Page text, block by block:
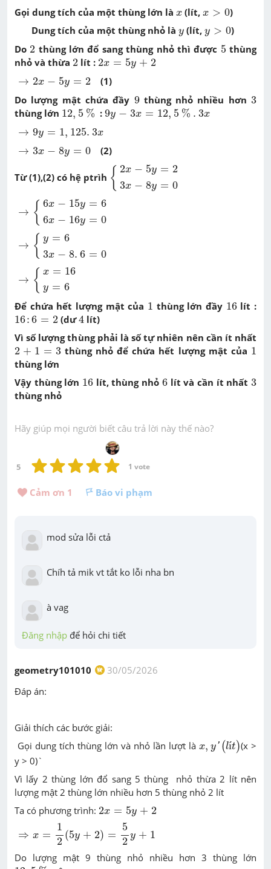
Gọi dung tích của một thùng lớn là x
x (lít, x > 0
x>0
)
Dung tích của một thùng nhỏ là y
y (lít,y > 0
y >0
)
Do 2
2 thùng lớn đổ sang thùng nhỏ thì được 5
5 thùng
nhỏ và thừa 2
2 lít : 2x = 5y + 2
2x =5y+2
→ 2x − 5y = 2
2 x-5 2
(1)
Do lượng mật chứa đầy 9
9thùng nhỏ nhiều hơn 3
3
thùng lớn 12, 5 %
12, 5% :9y − 3x = 12, 5 % . 3x
9y 3x=12,5%.3x
→ 9y = 1, 125. 3x
9 y=1,125 .3x
→ 3x − 8y = 0
3 x-8 0 (2)
Từ (1),(2) có hệ ptrìh { 2x − 5y = 2
3x − 8y = 0
{2 x 2 8y
→ { 6x − 15y = 6
6x − 16y = 0
x -15 66 y
→ { y = 6
3x − 8. 6 = 0
= 8.
→ { x = 16
y = 6
= 6
Để chứa hết lượng mật của 1
1 thùng lớn đầy 16
16lít :
16:6 = 2
16:6=2 (dư4
4 lít)
Vì số lượng thùng phải là số tự nhiên nên cần ít nhất
2 + 1 = 3
2 1 = 3 thùng nhỏ để chứa hết lượng mật của 1
1
thùng lớn
Vậy thùng lớn 16
16 lít, thùng nhỏ 6
6lít và cần ít nhất3
3
thùng nhỏ
Hãy giúp mọi người biết câu trả lời này thế nào?
5 1 vote
Cảm ơn 1 Báo vi phạm
mod sửa lỗi ctả
Chíh tả mik vt tắt ko lỗi nha bn
à vag
Đăng nhập để hỏi chi tiết
geometry101010
30/05/2026
Đáp án:
Giải thích các bước giải:
Gọi dung tích thùng lớn và nhỏ lần lượt là x, y' (lít)
l ít)
(x >
y > 0)`
Vì lấy 2 thùng lớn đổ sang 5 thùng nhỏ thừa 2 lít nên
lượng mật 2 thùng lớn nhiều hơn 5 thùng nhỏ 2 lít
Ta có phương trình: 2x = 5y + 2
2x =5 y+2
⇒ x =
1
2
(5y + 2) =
5
2
y + 1
y
Do lượng mật 9 thùng nhỏ nhiều hơn 3 thùng lớn